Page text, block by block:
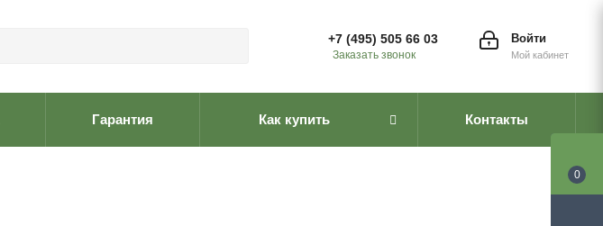
Войти
Мой кабинет
+7 (495) 505 66 03
Заказать звонок
Гарантия Как купить Контакты
0